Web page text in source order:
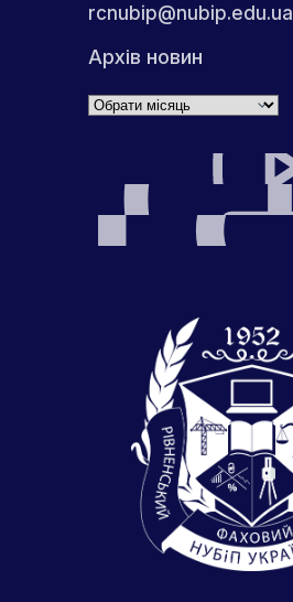
rcnubip@nubip.edu.ua
Архів новин
Архіви